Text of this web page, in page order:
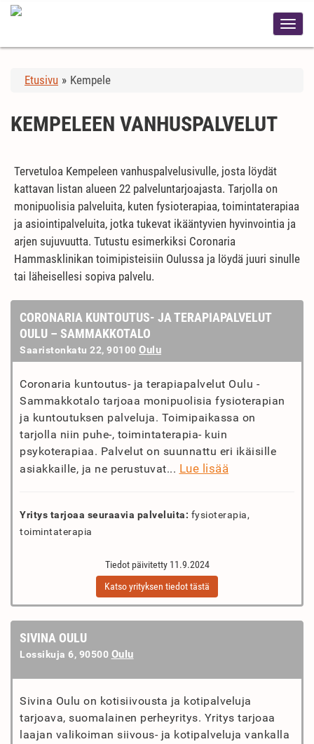
Etusivu » Kempele
KEMPELEEN VANHUSPALVELUT
Tervetuloa Kempeleen vanhuspalvelusivulle, josta löydät
kattavan listan alueen 22 palveluntarjoajasta. Tarjolla on
monipuolisia palveluita, kuten fysioterapiaa, toimintaterapiaa
ja asiointipalveluita, jotka tukevat ikääntyvien hyvinvointia ja
arjen sujuvuutta. Tutustu esimerkiksi Coronaria
Hammasklinikan toimipisteisiin Oulussa ja löydä juuri sinulle
tai läheisellesi sopiva palvelu.
CORONARIA KUNTOUTUS- JA TERAPIAPALVELUT
OULU – SAMMAKKOTALO
Saaristonkatu 22, 90100 Oulu
Coronaria kuntoutus- ja terapiapalvelut Oulu -
Sammakkotalo tarjoaa monipuolisia fysioterapian
ja kuntoutuksen palveluja. Toimipaikassa on
tarjolla niin puhe-, toimintaterapia- kuin
psykoterapiaa. Palvelut on suunnattu eri ikäisille
asiakkaille, ja ne perustuvat... Lue lisää
Yritys tarjoaa seuraavia palveluita: fysioterapia,
toimintaterapia
Tiedot päivitetty 11.9.2024
Katso yrityksen tiedot tästä
SIVINA OULU
Lossikuja 6, 90500 Oulu
Sivina Oulu on kotisiivousta ja kotipalveluja
tarjoava, suomalainen perheyritys. Yritys tarjoaa
laajan valikoiman siivous- ja kotipalveluja vankalla